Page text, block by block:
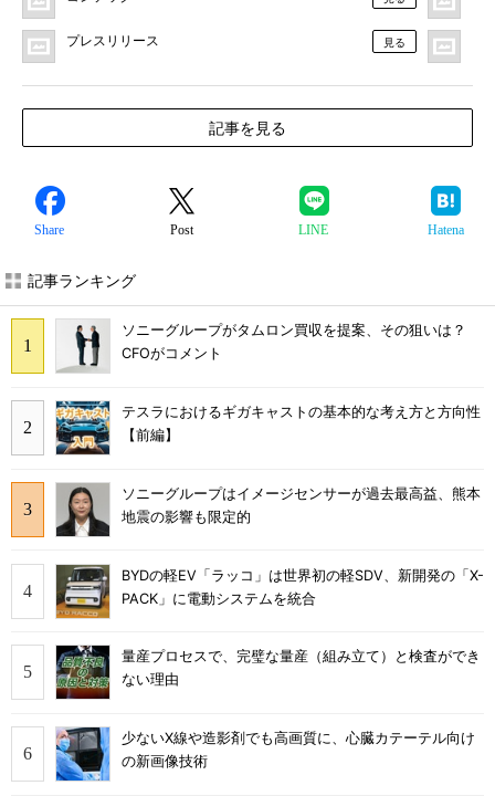
プレスリリース 見る
記事を見る
Share Post LINE Hatena
記事ランキング
ソニーグループがタムロン買収を提案、その狙いは？
CFOがコメント
テスラにおけるギガキャストの基本的な考え方と方向性
【前編】
ソニーグループはイメージセンサーが過去最高益、熊本
地震の影響も限定的
BYDの軽EV「ラッコ」は世界初の軽SDV、新開発の「X-
PACK」に電動システムを統合
量産プロセスで、完璧な量産（組み立て）と検査ができ
ない理由
少ないX線や造影剤でも高画質に、心臓カテーテル向け
の新画像技術